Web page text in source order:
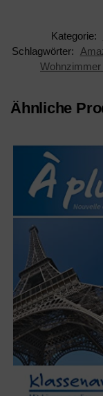
Kategorie:
Schlagwörter:
Wohnzimmer
Ähnliche